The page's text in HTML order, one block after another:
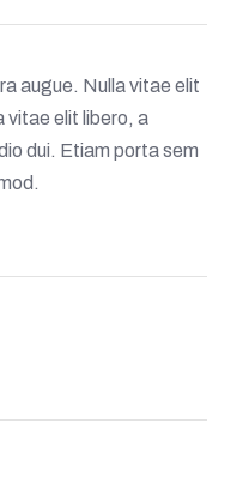
augue. Nulla vitae elit
vitae elit libero, a
dui. Etiam porta sem